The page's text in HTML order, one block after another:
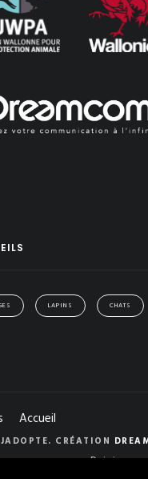
LAPINS CHATS
Accueil
CRÉATION